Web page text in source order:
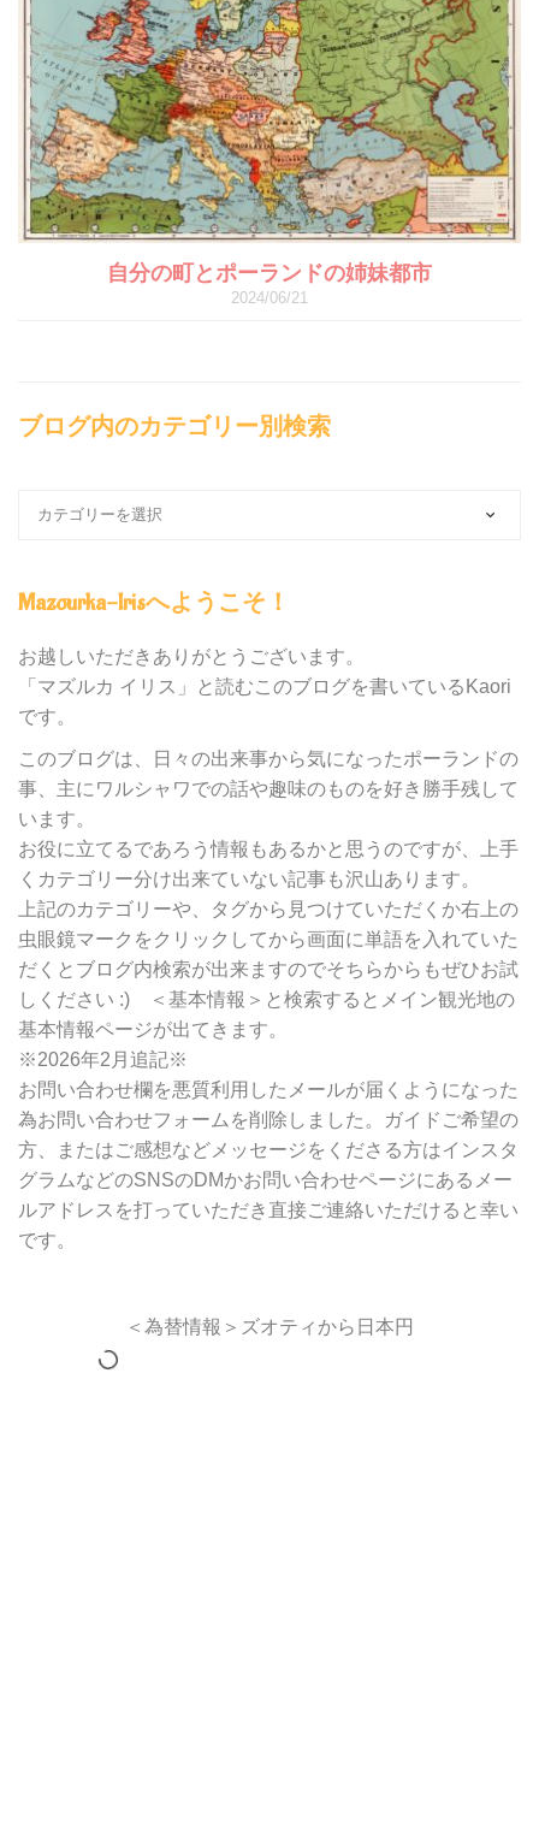
自分の町とポーランドの姉妹都市
2024/06/21
ブログ内のカテゴリー別検索
の
テ
ゴ
ー
別
検
Mazourka-Irisへようこそ！
お越しいただきありがとうございます。
「マズルカ イリス」と読むこのブログを書いているKaori
です。
このブログは、日々の出来事から気になったポーランドの
事、主にワルシャワでの話や趣味のものを好き勝手残して
います。
お役に立てるであろう情報もあるかと思うのですが、上手
くカテゴリー分け出来ていない記事も沢山あります。
上記のカテゴリーや、タグから見つけていただくか右上の
虫眼鏡マークをクリックしてから画面に単語を入れていた
だくとブログ内検索が出来ますのでそちらからもぜひお試
しください :) ＜基本情報＞と検索するとメイン観光地の
基本情報ページが出てきます。
※2026年2月追記※
お問い合わせ欄を悪質利用したメールが届くようになった
為お問い合わせフォームを削除しました。ガイドご希望の
方、またはご感想などメッセージをくださる方はインスタ
グラムなどのSNSのDMかお問い合わせページにあるメー
ルアドレスを打っていただき直接ご連絡いただけると幸い
です。
＜為替情報＞ズオティから日本円